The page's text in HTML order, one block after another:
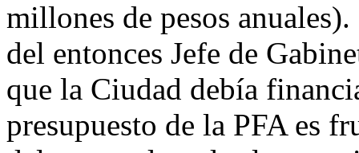
millones de pesos
del entonces Jefe de
que la Ciudad debía
presupuesto de la PFA es